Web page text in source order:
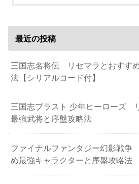
最近の投稿
三国志名将伝 リセマラとおすす
法【シリアルコード付】
三国志ブラスト 少年ヒーローズ
最強武将と序盤攻略法
ファイナルファンタジー幻影戦
め最強キャラクターと序盤攻略法